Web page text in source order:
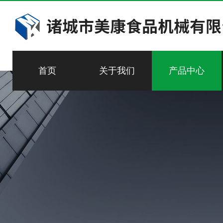
首页 关于我们 产品中心